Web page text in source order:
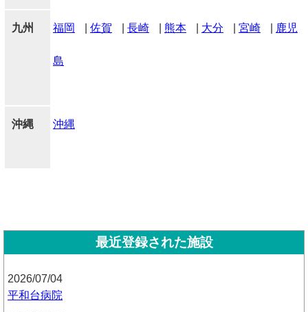
九州 福岡 佐賀 長崎 熊本 大分 宮崎 鹿児
島
沖縄 沖縄
最近登録された施設
2026/07/04
平和台病院